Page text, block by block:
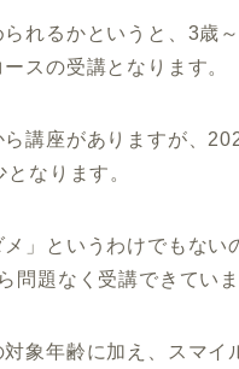
られるかというと、3歳
スの受講となります。
講座がありますが、
なります。
」というわけでもな
問題なく受講できていま
象年齢に加え、スマ